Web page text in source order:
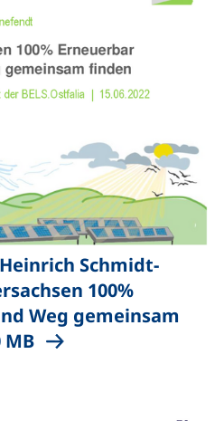
Schmidt-
100%
Weg gemeinsam
MB(öffnet neues